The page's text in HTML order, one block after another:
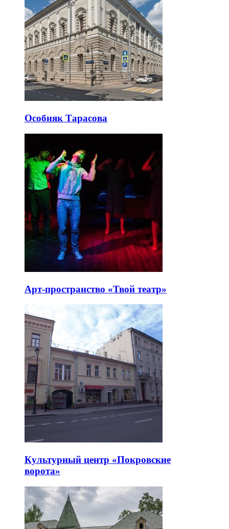
Особняк Тарасова
Арт-пространство «Твой театр»
Культурный центр «Покровские
ворота»